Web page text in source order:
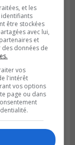
pour
et les
être stockées
avec lui,
et
données de
vos
l'intérêt
vos options
page ou dans